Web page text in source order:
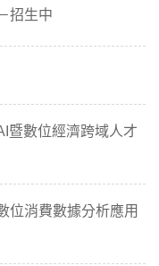
招生中
暨數位經濟跨域人才
位消費數據分析應用